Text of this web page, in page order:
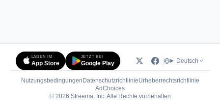
LADEN IM
App Store
JETZT BEI
Google Play Deutsch
Nutzungsbedingungen DatenschutzrichtlinieUrheberrechtsrichtlinie
AdChoices(öffnet in neuem Tab)
© 2026 Streema, Inc. Alle Rechte vorbehalten